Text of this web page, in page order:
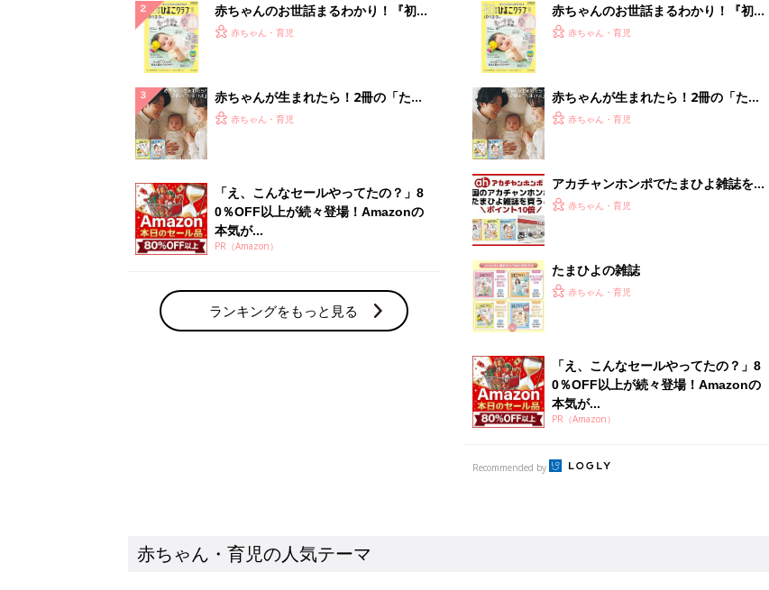
赤ちゃんのお世話まるわかり！『初め
てのひよこクラブ 夏号』〈巻頭大特
赤ちゃん・育児
赤ちゃんが生まれたら！2冊の「たま
ひよ」
赤ちゃん・育児
「え、こんなセールやってたの？」8
0％OFF以上が続々登場！Amazonの
本気が...
PR（Amazon）
ランキングをもっと見る
赤ちゃんのお世話まるわかり！『初め
てのひよこクラブ 夏号』〈巻頭大特
赤ちゃん・育児
赤ちゃんが生まれたら！2冊の「たま
ひよ」
赤ちゃん・育児
アカチャンホンポでたまひよ雑誌を買
うとポイント10倍【期間限定】
赤ちゃん・育児
たまひよの雑誌
赤ちゃん・育児
「え、こんなセールやってたの？」8
0％OFF以上が続々登場！Amazonの
本気が...
PR（Amazon）
Recommended by
赤ちゃん・育児の人気テーマ